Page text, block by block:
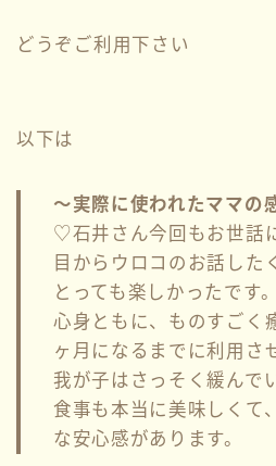
どうぞご利用下さい
以下は
〜実際に使われたママの
♡石井さん今回もお世話
目からウロコのお話した
とっても楽しかったです。
心身ともに、ものすごく
ヶ月になるまでに利用さ
我が子はさっそく緩んで
食事も本当に美味しくて
な安心感があります。